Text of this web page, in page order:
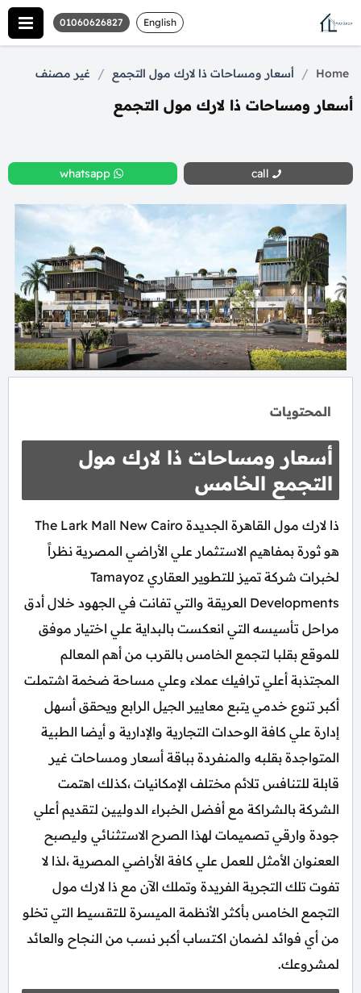
English
01060626827
Home
/ أسعار ومساحات ذا لارك مول التجمع / غير مصنف
أسعار ومساحات ذا لارك مول التجمع
call
whatsapp
المحتويات
أسعار ومساحات ذا لارك مول
التجمع الخامس
ذا لارك مول القاهرة الجديدة The Lark Mall New Cairo
هو ثورة بمفاهيم الاستثمار علي الأراضي المصرية نظراً
لخبرات شركة تميز للتطوير العقاري Tamayoz
Developments العريقة والتي تفانت في الجهود خلال أدق
مراحل تأسيسه التي انعكست بالبداية علي اختيار موفق
للموقع بقلبا لتجمع الخامس بالقرب من أهم المعالم
المجتذبة أعلي ترافيك عملاء وعلي مساحة ضخمة اشتملت
أكبر تنوع خدمي يتبع معايير الجيل الرابع ويحقق أسهل
إدارة علي كافة الوحدات التجارية والإدارية و أيضا الطبية
المتواجدة بقلبه والمنفردة بباقة أسعار ومساحات غير
قابلة للتنافس تلائم مختلف الإمكانيات ،كذلك اهتمت
الشركة بالشراكة مع أفضل الخبراء الدوليين لتقديم أعلي
جودة وارقي تصميمات لهذا الصرح الاستثنائي وليصبح
الععنوان الأمثل للعمل علي كافة الأراضي المصرية ،لذا لا
تفوت تلك التجربة الفريدة وتملك الآن مع ذا لارك مول
التجمع الخامس بأكثر الأنظمة الميسرة للتقسيط التي تخلو
من أي فوائد لضمان اكتساب أكبر نسب من النجاح والعائد
لمشروعك.